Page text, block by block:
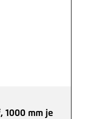
1000 mm je